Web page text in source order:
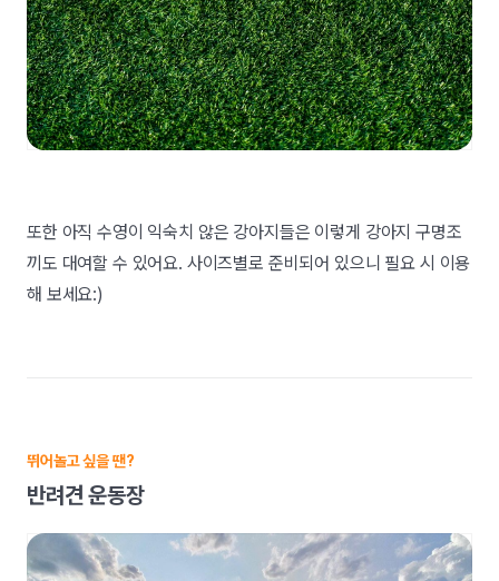
또한 아직 수영이 익숙치 않은 강아지들은 이렇게 강아지 구명조
끼도 대여할 수 있어요. 사이즈별로 준비되어 있으니 필요 시 이용
해 보세요:)
뛰어놀고 싶을 땐?
반려견 운동장